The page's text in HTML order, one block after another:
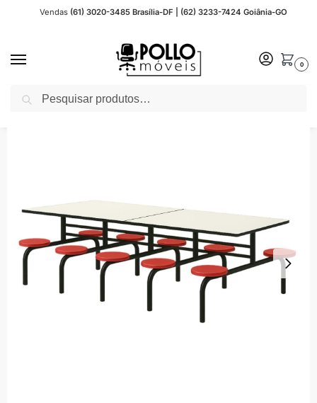
Vendas (61) 3020-3485 Brasília-DF | (62) 3233-7424 Goiânia-GO
0
Início Mesas para Refeitório / Fixo